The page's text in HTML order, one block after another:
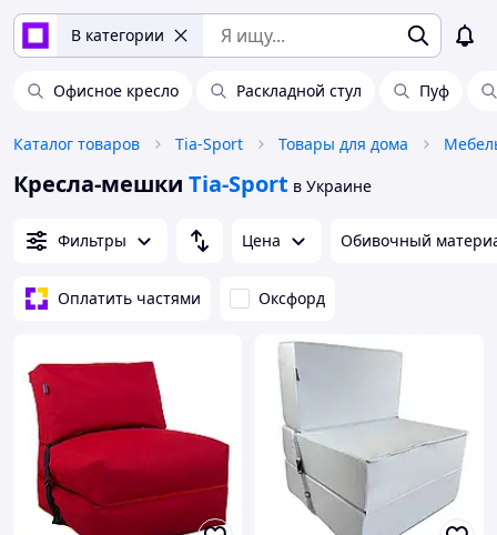
В категории
Офисное кресло Раскладной стул Пуф
Каталог товаров Tia-Sport Товары для дома
Кресла-мешки Tia-Sport в Украине
Фильтры Цена Обивочный
Оплатить частями Оксфорд